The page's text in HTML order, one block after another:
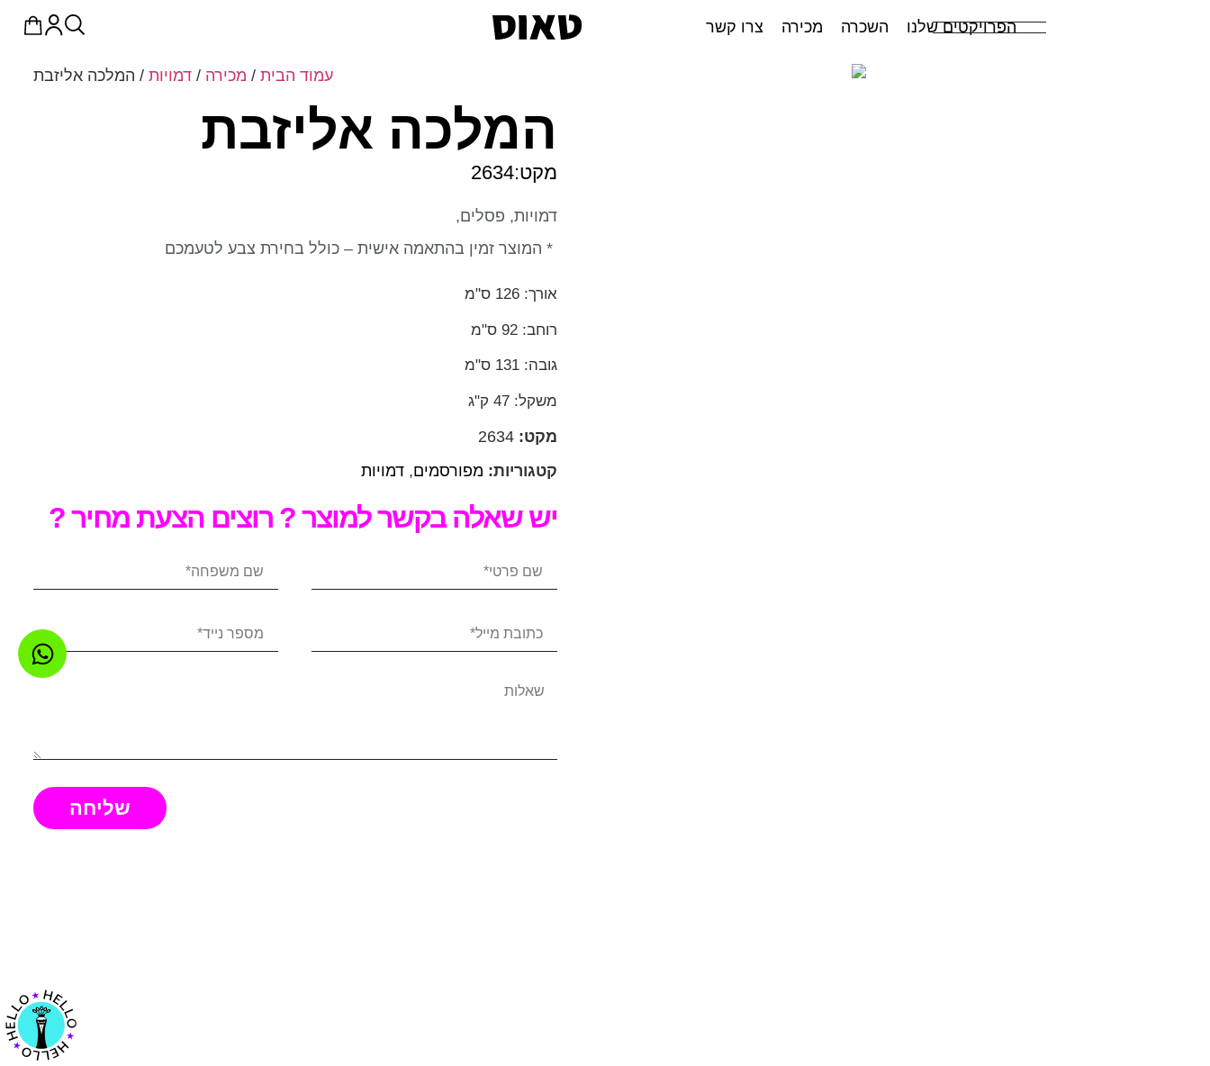
הפרויקטים שלנו השכרה מכירה צרו קשר
עמוד הבית / מכירה /דמויות / המלכה אליזבת
המלכה אליזבת
מקט:2634
דמויות, פסלים,
* המוצר זמין בהתאמה אישית – כולל בחירת צבע לטעמכם
אורך: 126 ס"מ
רוחב: 92 ס"מ
גובה: 131 ס"מ
משקל: 47 ק"ג
מקט: 2634
קטגוריות: מפורסמים, דמויות
יש שאלה בקשר למוצר ? רוצים הצעת מחיר ?
שליחה